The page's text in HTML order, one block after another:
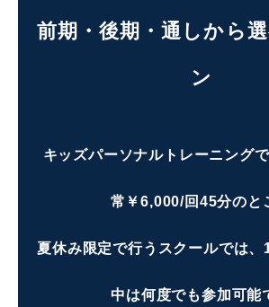
前期・後期・通しから
ン
キッズパーソナルトレーニング
常￥6,000/回45分のと
夏休み限定で行うスクールでは、
中は何度でも参加可能